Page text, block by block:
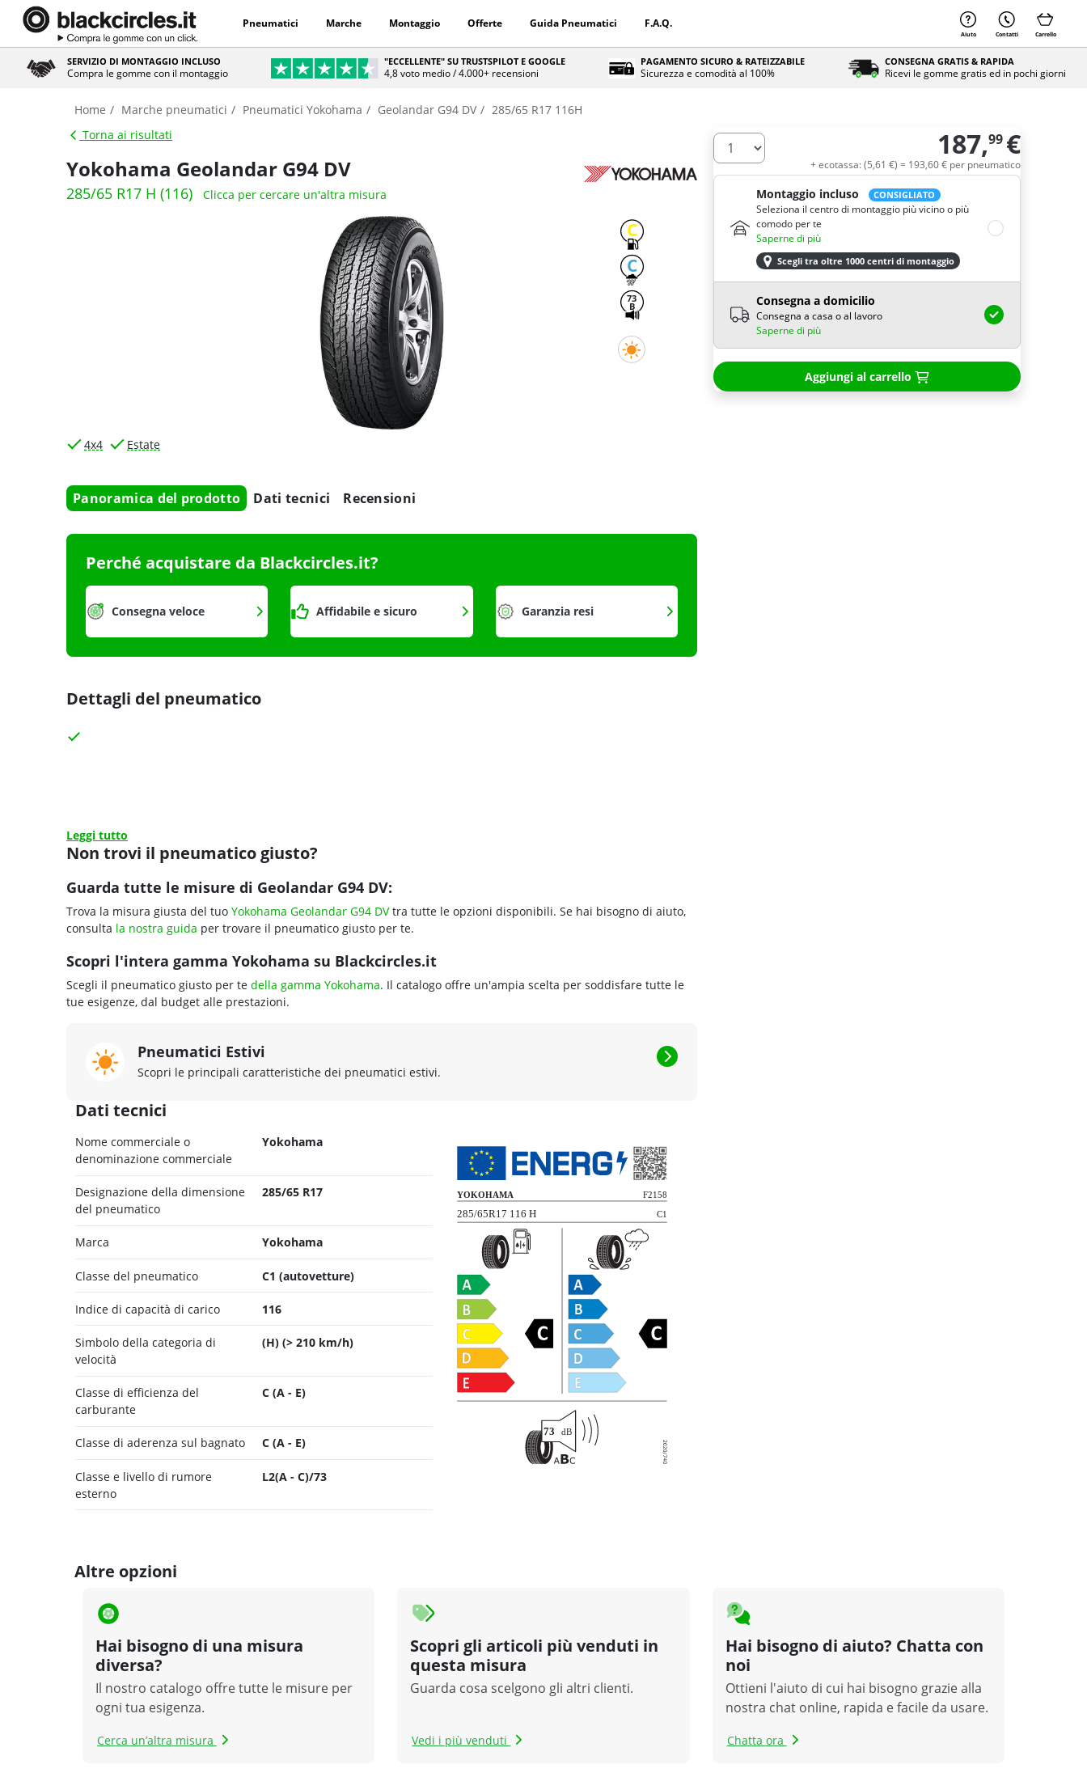
Pneumatici Marche Montaggio Offerte Guida Pneumatici F.A.Q.
Aiuto Contatti Carrello
SERVIZIO DI MONTAGGIO INCLUSO
Compra le gomme con il montaggio
"ECCELLENTE" SU TRUSTSPILOT E GOOGLE
4,8 voto medio / 4.000+ recensioni
PAGAMENTO SICURO & RATEIZZABILE
Sicurezza e comodità al 100%
CONSEGNA GRATIS & RAPIDA
Ricevi le gomme gratis ed in pochi giorni
Home Marche pneumatici Pneumatici Yokohama Geolandar G94 DV
285/65 R17 116H
Torna ai risultati
Yokohama Geolandar G94 DV
285/65 R17 H (116) Clicca per cercare un'altra misura
C
C
73
B
4x4 Estate
Panoramica del prodotto Dati tecnici Recensioni
Perché acquistare da Blackcircles.it?
Consegna veloce Affidabile e sicuro Garanzia resi
Dettagli del pneumatico
Leggi tutto
Non trovi il pneumatico giusto?
Guarda tutte le misure di Geolandar G94 DV:
Trova la misura giusta del tuo Yokohama Geolandar G94 DVtra tutte le opzioni disponibili. Se hai bisogno di aiuto,
consulta la nostra guida per trovare il pneumatico giusto per te.
Scopri l'intera gamma Yokohama su Blackcircles.it
Scegli il pneumatico giusto per te della gamma Yokohama. Il catalogo offre un'ampia scelta per soddisfare tutte le
tue esigenze, dal budget alle prestazioni.
Pneumatici Estivi
Scopri le principali caratteristiche dei pneumatici estivi.
Dati tecnici
Nome commerciale o
denominazione commerciale
Yokohama
Designazione della dimensione
del pneumatico
285/65 R17
Marca Yokohama
Classe del pneumatico C1 (autovetture)
Indice di capacità di carico 116
Simbolo della categoria di
velocità
(H) (> 210 km/h)
Classe di efficienza del
carburante
C (A - E)
Classe di aderenza sul bagnato C (A - E)
Classe e livello di rumore
esterno
L2(A - C)/73
Quantità 187,99 €
+ ecotassa: (5,61 €) = 193,60€ per pneumatico
Montaggio incluso CONSIGLIATO
Seleziona il centro di montaggio più vicino o più
comodo per te
Saperne di più
Scegli tra oltre 1000 centri di montaggio
Consegna a domicilio
Consegna a casa o al lavoro
Saperne di più
Aggiungi al carrello
Altre opzioni
Hai bisogno di una misura
diversa?
Il nostro catalogo offre tutte le misure per
ogni tua esigenza.
Cerca un’altra misura
Scopri gli articoli più venduti in
questa misura
Guarda cosa scelgono gli altri clienti.
Vedi i più venduti
Hai bisogno di aiuto? Chatta con
noi
Ottieni l'aiuto di cui hai bisogno grazie alla
nostra chat online, rapida e facile da usare.
Chatta ora